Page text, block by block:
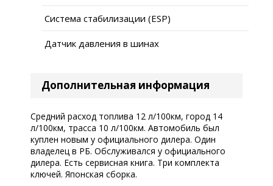
Система стабилизации (ESP)
Датчик давления в шинах
Дополнительная информация
Средний расход топлива 12 л/100км, город 14
л/100км, трасса 10 л/100км. Автомобиль был
куплен новым у официального дилера. Один
владелец в РБ. Обслуживался у официального
дилера. Есть сервисная книга. Три комплекта
ключей. Японская сборка.